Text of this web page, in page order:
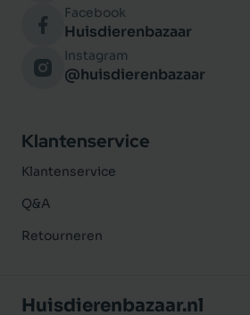
Facebook
Huisdierenbazaar
Instagram
@huisdierenbazaar
Klantenservice
Klantenservice
Q&A
Retourneren
Huisdierenbazaar.nl